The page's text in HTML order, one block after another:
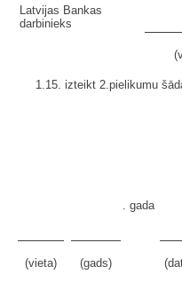
Latvijas Bankas
darbinieks
1.15. izteikt 2.pielikumu
. gada
(vieta) (gads)